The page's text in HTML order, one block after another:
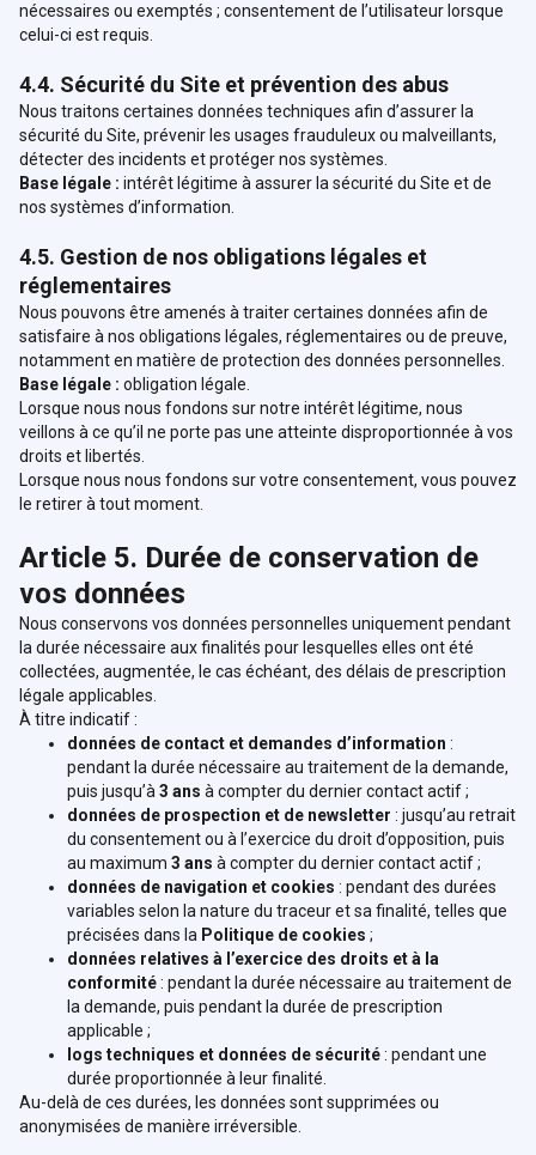
nécessaires ou exemptés ; consentement de l’utilisateur lorsque
celui-ci est requis.
4.4. Sécurité du Site et prévention des abus
Nous traitons certaines données techniques afin d’assurer la
sécurité du Site, prévenir les usages frauduleux ou malveillants,
détecter des incidents et protéger nos systèmes.
Base légale : intérêt légitime à assurer la sécurité du Site et de
nos systèmes d’information.
4.5. Gestion de nos obligations légales et
réglementaires
Nous pouvons être amenés à traiter certaines données afin de
satisfaire à nos obligations légales, réglementaires ou de preuve,
notamment en matière de protection des données personnelles.
Base légale : obligation légale.
Lorsque nous nous fondons sur notre intérêt légitime, nous
veillons à ce qu’il ne porte pas une atteinte disproportionnée à vos
droits et libertés.
Lorsque nous nous fondons sur votre consentement, vous pouvez
le retirer à tout moment.
Article 5. Durée de conservation de
vos données
Nous conservons vos données personnelles uniquement pendant
la durée nécessaire aux finalités pour lesquelles elles ont été
collectées, augmentée, le cas échéant, des délais de prescription
légale applicables.
À titre indicatif :
données de contact et demandes d’information :
pendant la durée nécessaire au traitement de la demande,
puis jusqu’à 3 ans à compter du dernier contact actif ;
données de prospection et de newsletter : jusqu’au retrait
du consentement ou à l’exercice du droit d’opposition, puis
au maximum 3 ans à compter du dernier contact actif ;
données de navigation et cookies : pendant des durées
variables selon la nature du traceur et sa finalité, telles que
précisées dans la Politique de cookies ;
données relatives à l’exercice des droits et à la
conformité: pendant la durée nécessaire au traitement de
la demande, puis pendant la durée de prescription
applicable ;
logs techniques et données de sécurité: pendant une
durée proportionnée à leur finalité.
Au-delà de ces durées, les données sont supprimées ou
anonymisées de manière irréversible.